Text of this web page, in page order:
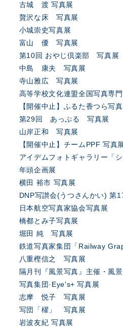
古城 渡 写真展
贅沢な床 写真展
小城崇史写真展
富山 優 写真展
第10回 おやじ倶楽部 写真展
中島 康夫 写真展
寺山雅広 写真展
高等学校文化連盟全国写真専
【開催中止】ふるた香つら写
第29回 あっぷる 写真展
山岸正和 写真展
【開催中止】チームPPF 写真
アイデムフォトギャラリー「シ
年頭企画展
横田 裕市 写真展
DNP写讃会(うつさんかい) 第
日本航空写真家協会写真展
橋都とみ子写真展
堀田 純 写真展
鉄道写真家集団「Railway
八重樫信之 写真展
隔月刊『風景写真』主催・風
写真集団·Eye's+ 写真展
志摩 悦子 写真展
写団「櫂」 写真展
岩波友紀 写真展